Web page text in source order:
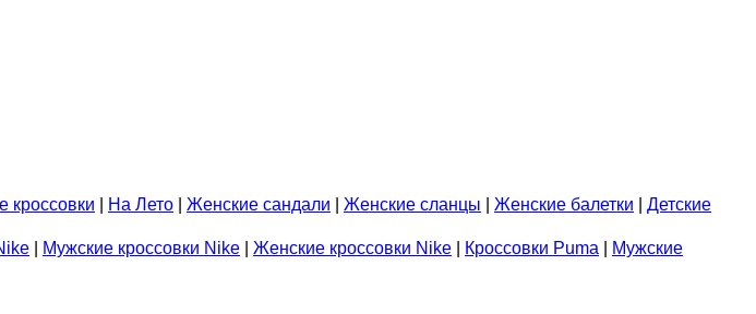
кроссовки На Лето Женские сандали Женские сланцы Женские балетки
Детские
Мужские кроссовки Nike Женские кроссовки Nike Кроссовки Puma
Мужские